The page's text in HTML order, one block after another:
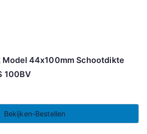
Model 44x100mm Schootdikte
100BV
Bekijken-Bestellen